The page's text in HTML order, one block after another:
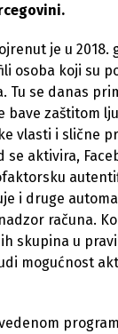
je u 2018.
osoba koji su
Tu se danas
bave zaštitom
vlasti i slične
se aktivira,
i druge
računa.
skupina u
mogućnost